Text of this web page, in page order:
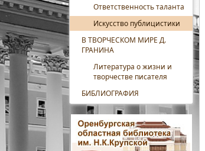
Ответственность таланта
Искусство публицистики
В ТВОРЧЕСКОМ МИРЕ Д.
ГРАНИНА
Литература о жизни и
творчестве писателя
БИБЛИОГРАФИЯ